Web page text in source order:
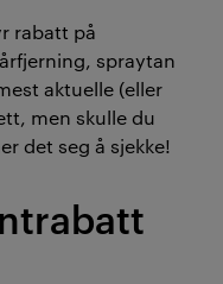
rabatt på
spraytan
aktuelle (eller
men skulle du
det seg å sjekke!